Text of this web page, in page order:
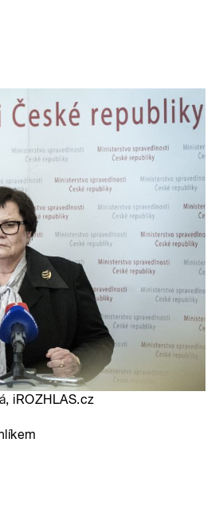
, iROZHLAS.cz